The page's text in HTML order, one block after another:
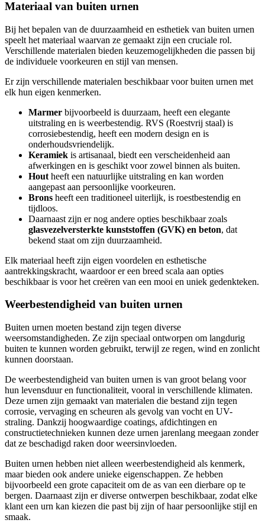
Materiaal van buiten urnen
Bij het bepalen van de duurzaamheid en esthetiek van buiten urnen
speelt het materiaal waarvan ze gemaakt zijn een cruciale rol.
Verschillende materialen bieden keuzemogelijkheden die passen bij
de individuele voorkeuren en stijl van mensen.
Er zijn verschillende materialen beschikbaar voor buiten urnen met
elk hun eigen kenmerken.
Marmer bijvoorbeeld is duurzaam, heeft een elegante
uitstraling en is weerbestendig. RVS (Roestvrij staal) is
corrosiebestendig, heeft een modern design en is
onderhoudsvriendelijk.
Keramiek is artisanaal, biedt een verscheidenheid aan
afwerkingen en is geschikt voor zowel binnen als buiten.
Hout heeft een natuurlijke uitstraling en kan worden
aangepast aan persoonlijke voorkeuren.
Brons heeft een traditioneel uiterlijk, is roestbestendig en
tijdloos.
Daarnaast zijn er nog andere opties beschikbaar zoals
glasvezelversterkte kunststoffen (GVK) en beton, dat
bekend staat om zijn duurzaamheid.
Elk materiaal heeft zijn eigen voordelen en esthetische
aantrekkingskracht, waardoor er een breed scala aan opties
beschikbaar is voor het creëren van een mooi en uniek gedenkteken.
Weerbestendigheid van buiten urnen
Buiten urnen moeten bestand zijn tegen diverse
weersomstandigheden. Ze zijn speciaal ontworpen om langdurig
buiten te kunnen worden gebruikt, terwijl ze regen, wind en zonlicht
kunnen doorstaan.
De weerbestendigheid van buiten urnen is van groot belang voor
hun levensduur en functionaliteit, vooral in verschillende klimaten.
Deze urnen zijn gemaakt van materialen die bestand zijn tegen
corrosie, vervaging en scheuren als gevolg van vocht en UV-
straling. Dankzij hoogwaardige coatings, afdichtingen en
constructietechnieken kunnen deze urnen jarenlang meegaan zonder
dat ze beschadigd raken door weersinvloeden.
Buiten urnen hebben niet alleen weerbestendigheid als kenmerk,
maar bieden ook andere unieke eigenschappen. Ze hebben
bijvoorbeeld een grote capaciteit om de as van een dierbare op te
bergen. Daarnaast zijn er diverse ontwerpen beschikbaar, zodat elke
klant een urn kan kiezen die past bij zijn of haar persoonlijke stijl en
smaak.